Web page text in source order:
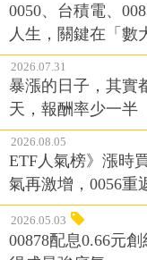
0050、台積電、
人生，關鍵在「數
2026.07.31
暴漲的日子，其實
天，報酬率少一半
2026.08.05
ETF人氣榜》漲時
氣再激增，0056重
2026.05.03
00878配息0.66元